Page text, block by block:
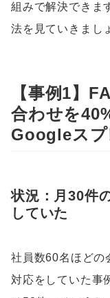
組みで解決できま
法を見ていきまし
【事例1】
合わせを
Googleスプ
状況：月30件
していた
社員数60名ほどの
対応をしていた事